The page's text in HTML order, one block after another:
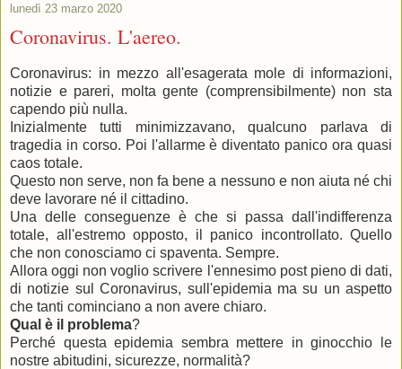
lunedì 23 marzo 2020
Coronavirus. L'aereo.
Coronavirus: in mezzo all'esagerata mole di informazioni,
notizie e pareri, molta gente (comprensibilmente) non sta
capendo più nulla.
Inizialmente tutti minimizzavano, qualcuno parlava di
tragedia in corso. Poi l'allarme è diventato panico ora quasi
caos totale.
Questo non serve, non fa bene a nessuno e non aiuta né chi
deve lavorare né il cittadino.
Una delle conseguenze è che si passa dall'indifferenza
totale, all'estremo opposto, il panico incontrollato. Quello
che non conosciamo ci spaventa. Sempre.
Allora oggi non voglio scrivere l'ennesimo post pieno di dati,
di notizie sul Coronavirus, sull'epidemia ma su un aspetto
che tanti cominciano a non avere chiaro.
Qual è il problema?
Perché questa epidemia sembra mettere in ginocchio le
nostre abitudini, sicurezze, normalità?